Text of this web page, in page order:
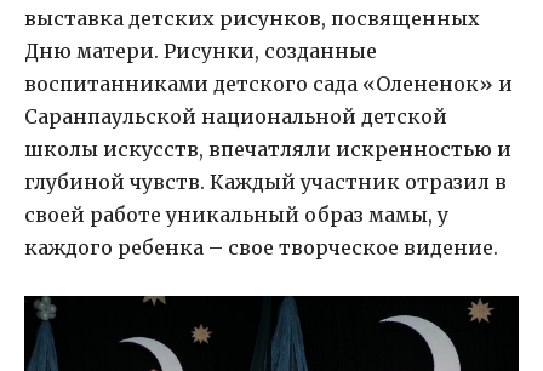
выставка детских рисунков, посвященных
Дню матери. Рисунки, созданные
воспитанниками детского сада «Олененок» и
Саранпаульской национальной детской
школы искусств, впечатляли искренностью и
глубиной чувств. Каждый участник отразил в
своей работе уникальный образ мамы, у
каждого ребенка – свое творческое видение.